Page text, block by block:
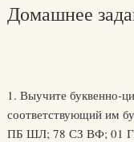
Домашнее
1. Выучите буквенно-
соответствующий им
ПБ ШЛ; 78 СЗ ВФ; 01